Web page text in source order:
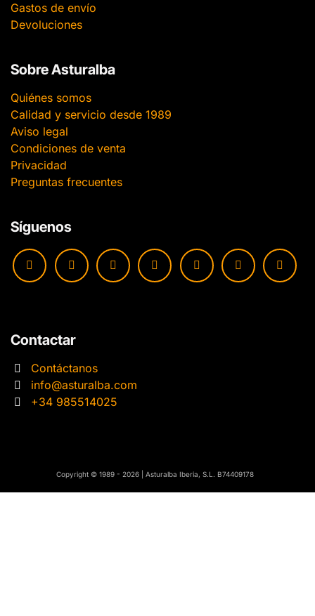
Gastos de envío
Devoluciones
Sobre Asturalba
Quiénes somos
Calidad y servicio desde 1989
Aviso legal
Condiciones de venta
Privacidad
Preguntas frecuentes
Síguenos
Contactar
Contáctanos
info@asturalba.com
+34 985514025
​​Copyright © 1989 - 2026 | Asturalba Iberia, S.L. B74409178